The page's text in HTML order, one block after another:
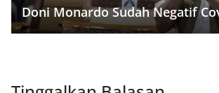
Doni Monardo Sudah Negatif